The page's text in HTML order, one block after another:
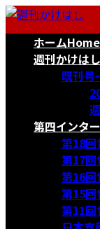
コ
ナ
ホームHome
週刊かけはし
既刊号
第四インタ
第18回
第17回
第16回
第15回
第11回